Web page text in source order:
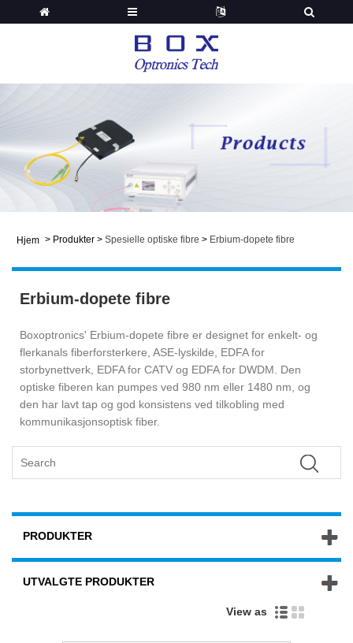
Hjem > Produkter > Spesielle optiske fibre > Erbium-dopete fibre
Erbium-dopete fibre
Boxoptronics' Erbium-dopete fibre er designet for enkelt- og
flerkanals fiberforsterkere, ASE-lyskilde, EDFA for
storbynettverk, EDFA for CATV og EDFA for DWDM. Den
optiske fiberen kan pumpes ved 980 nm eller 1480 nm, og
den har lavt tap og god konsistens ved tilkobling med
kommunikasjonsoptisk fiber.
PRODUKTER
UTVALGTE PRODUKTER
View as